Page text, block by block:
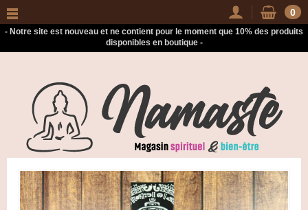
- Notre site est nouveau et ne contient pour le moment que 10% des produits
disponibles en boutique -
0